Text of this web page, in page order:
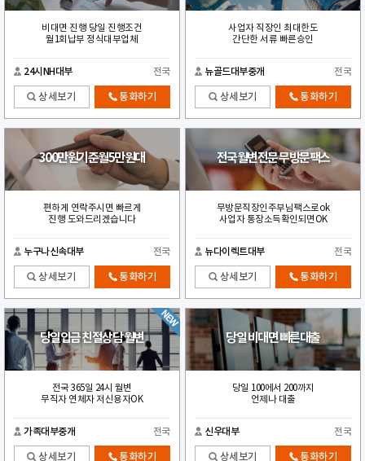
비대면 진행 당일 진행조건
월1회납부 정식대부업체
24시NH대부 전국
상세보기 통화하기
사업자 직장인 최대한도
간단한 서류 빠른승인
뉴골드대부중개 전국
상세보기 통화하기
300만원기준월5만원대
편하게 연락주시면 빠르게
진행 도와드리겠습니다
누구나신속대부 전국
상세보기 통화하기
전국월변전문 무방문팩스
무방문직장인주부님팩스로ok
사업자 통장소득확인되면OK
뉴다이렉트대부 전국
상세보기 통화하기
당일입금 친절상담 월변
전국 365일 24시 월변
무직자 연체자 저신용자OK
가족대부중개 전국
상세보기 통화하기
당일 비대면 빠른대출
당일 100에서 200까지
언제나 대출
신우대부 전국
상세보기 통화하기